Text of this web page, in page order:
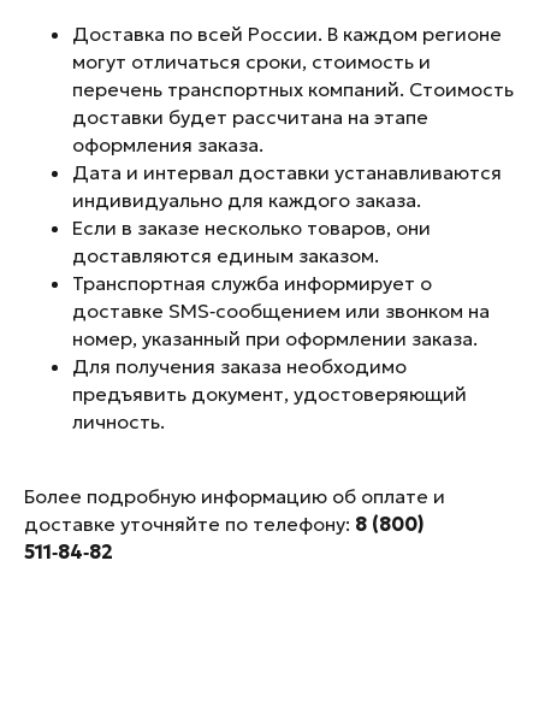
Доставка по всей России. В каждом регионе
могут отличаться сроки, стоимость и
перечень транспортных компаний. Стоимость
доставки будет рассчитана на этапе
оформления заказа.
Дата и интервал доставки устанавливаются
индивидуально для каждого заказа.
Если в заказе несколько товаров, они
доставляются единым заказом.
Транспортная служба информирует о
доставке SMS‑сообщением или звонком на
номер, указанный при оформлении заказа.
Для получения заказа необходимо
предъявить документ, удостоверяющий
личность.
Более подробную информацию об оплате и
доставке уточняйте по телефону: 8 (800)
511‑84‑82
Телеграм Youtube
8 (800) 511-84-82
Где купить
Гарантия
Обратный
Магазины UVI
О нас
Доставка
Рейтинг компании